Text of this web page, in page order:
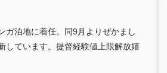
ガ泊地に着任。同9月よりぜかまし
しています。提督経験値上限解放嬉